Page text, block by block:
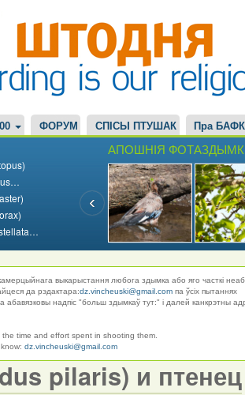
ФОРУМ СПІСЫ ПТУШАК Пра БАФК
АПОШНІЯ
выкарыстання любога здымка або яго часткі
да рэдактара:dz.vincheuski@gmail.comпа ўсіх пытаннях
надпіс "больш здымкаў тут:" і далей канкрэтны
time and effort spent in shooting them.
know:dz.vincheuski@gmail.com
pilaris) и птенец